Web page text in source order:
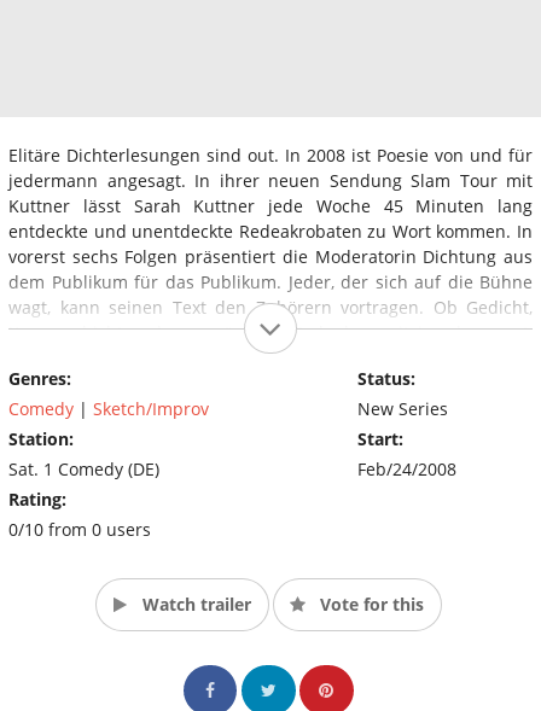
Elitäre Dichterlesungen sind out. In 2008 ist Poesie von und für
jedermann angesagt. In ihrer neuen Sendung Slam Tour mit
Kuttner lässt Sarah Kuttner jede Woche 45 Minuten lang
entdeckte und unentdeckte Redeakrobaten zu Wort kommen. In
vorerst sechs Folgen präsentiert die Moderatorin Dichtung aus
dem Publikum für das Publikum. Jeder, der sich auf die Bühne
wagt, kann seinen Text den Zuhörern vortragen. Ob Gedicht,
Kurzgeschichte oder persönliche Gedanken, witzig oder ernst,
spielt dabei keine Rolle. Im Mittelpunkt stehen charismatische
Präsentation, begeisternde Tonalität und echter Wortwitz. Am
Ende entscheiden die Zuhörer mit ihrer ganz persönlichen
Benotung, welcher Text die Siegertrophäe verdient hat. (Source:
Sat.1 Comedy)
Genres:
Comedy | Sketch/Improv
Station:
Sat. 1 Comedy (DE)
Rating:
0/10 from 0 users
Status:
New Series
Start:
Feb/24/2008
Watch trailer Vote for this